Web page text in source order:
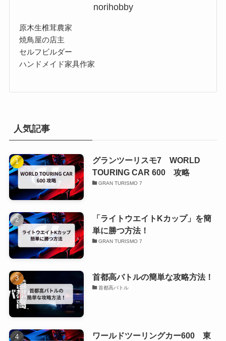
norihobby
原木生椎茸農家
焼鳥屋の店主
セルフビルダー
ハンドメイド家具作家
人気記事
グランツーリスモ7 WORLD
TOURING CAR 600 攻略
GRAN TURISMO 7
「ライトウエイトKカップ」を簡
単に勝つ方法！
GRAN TURISMO 7
首都高バトルの簡単な攻略方法！
首都高バトル
ワールドツーリングカー600 東